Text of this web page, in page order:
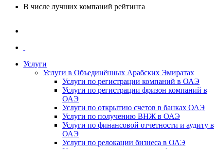
В числе лучших компаний рейтинга
Услуги
Услуги в Объединённых Арабских Эмиратах
Услуги по регистрации компаний в ОАЭ
Услуги по регистрации фризон компаний в
ОАЭ
Услуги по открытию счетов в банках ОАЭ
Услуги по получению ВНЖ в ОАЭ
Услуги по финансовой отчетности и аудиту в
ОАЭ
Услуги по релокации бизнеса в ОАЭ